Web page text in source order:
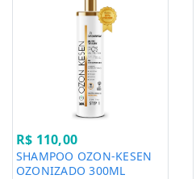
R$ 110,00
SHAMPOO OZON-KESEN
OZONIZADO 300ML